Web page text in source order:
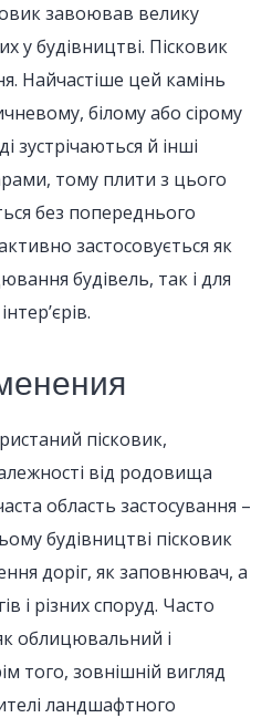
завоював велику
у будівництві. Пісковик
Найчастіше цей камінь
білому або сірому
зустрічаються й інші
тому плити з цього
без попереднього
застосовується як
будівель, так і для
пісковик,
від родовища
область застосування –
будівництві пісковик
доріг, як заповнювач, а
і різних споруд. Часто
облицювальний і
того, зовнішній вигляд
ландшафтного